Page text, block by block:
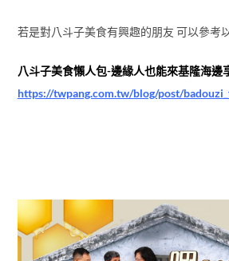
若是對八斗子美食有興趣的朋友 可以參考
八斗子美食懶人包-邊緣人也能來基隆海邊
https://twpang.com.tw/blog/post/